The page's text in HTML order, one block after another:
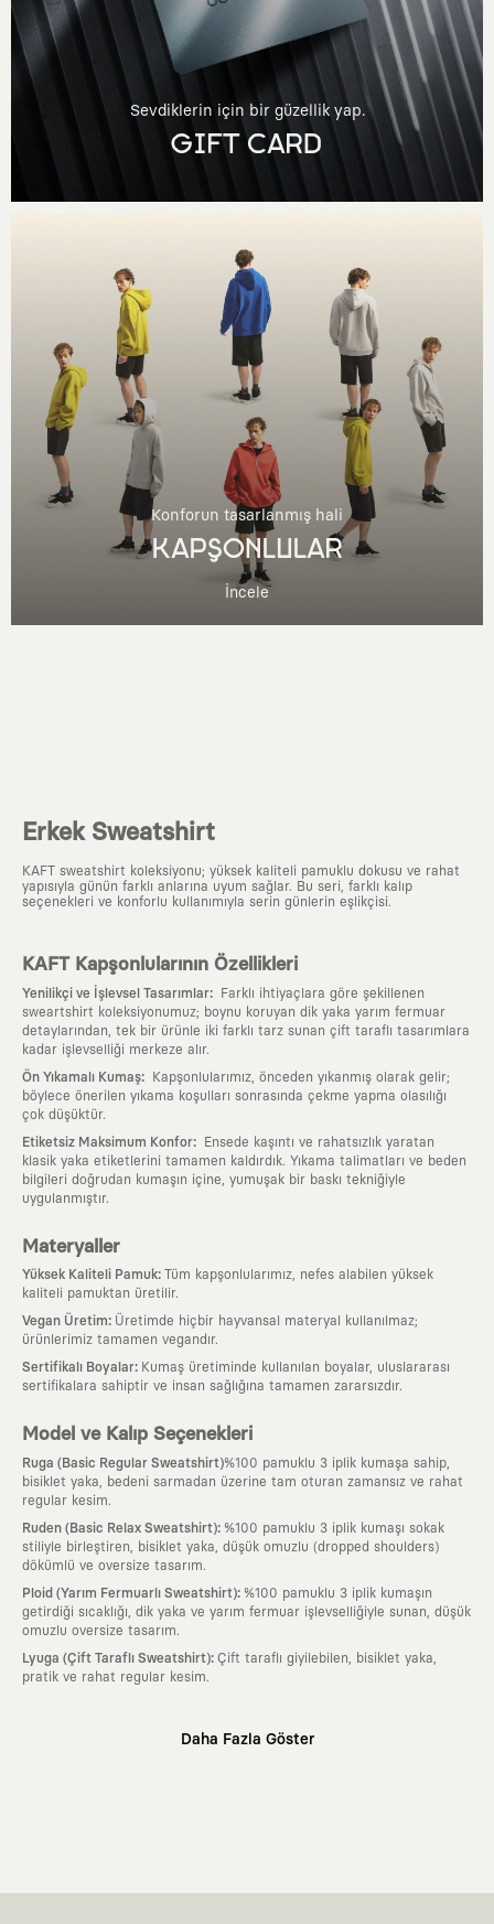
Sevdiklerin için bir güzellik yap.
GIFT CARD
Konforun tasarlanmış hali
KAPŞONLULAR
İncele
Erkek Sweatshirt
KAFT sweatshirt koleksiyonu; yüksek kaliteli pamuklu dokusu ve rahat
yapısıyla günün farklı anlarına uyum sağlar. Bu seri, farklı kalıp
seçenekleri ve konforlu kullanımıyla serin günlerin eşlikçisi.
KAFT Kapşonlularının Özellikleri
Yenilikçi ve İşlevsel Tasarımlar:
Farklı ihtiyaçlara göre şekillenen
sweartshirt koleksiyonumuz; boynu koruyan dik yaka yarım fermuar
detaylarından, tek bir ürünle iki farklı tarz sunan çift taraflı tasarımlara
kadar işlevselliği merkeze alır.
Ön Yıkamalı Kumaş:
Kapşonlularımız, önceden yıkanmış olarak gelir;
böylece önerilen yıkama koşulları sonrasında çekme yapma olasılığı
çok düşüktür.
Etiketsiz Maksimum Konfor:
Ensede kaşıntı ve rahatsızlık yaratan
klasik yaka etiketlerini tamamen kaldırdık. Yıkama talimatları ve beden
bilgileri doğrudan kumaşın içine, yumuşak bir baskı tekniğiyle
uygulanmıştır.
Materyaller
Yüksek Kaliteli Pamuk: Tüm kapşonlularımız, nefes alabilen yüksek
kaliteli pamuktan üretilir.
Vegan Üretim: Üretimde hiçbir hayvansal materyal kullanılmaz;
ürünlerimiz tamamen vegandır.
Sertifikalı Boyalar: Kumaş üretiminde kullanılan boyalar, uluslararası
sertifikalara sahiptir ve insan sağlığına tamamen zararsızdır.
Model ve Kalıp Seçenekleri
Ruga (Basic Regular Sweatshirt)%100 pamuklu 3 iplik kumaşa sahip,
bisiklet yaka, bedeni sarmadan üzerine tam oturan zamansız ve rahat
regular kesim.
Ruden (Basic Relax Sweatshirt): %100 pamuklu 3 iplik kumaşı sokak
stiliyle birleştiren, bisiklet yaka, düşük omuzlu (dropped shoulders)
dökümlü ve oversize tasarım.
Ploid (Yarım Fermuarlı Sweatshirt): %100 pamuklu 3 iplik kumaşın
getirdiği sıcaklığı, dik yaka ve yarım fermuar işlevselliğiyle sunan, düşük
omuzlu oversize tasarım.
Lyuga (Çift Taraflı Sweatshirt): Çift taraflı giyilebilen, bisiklet yaka,
pratik ve rahat regular kesim.
dolabının en değerli parçası olarak kalacak, hikayesini ve estetik
Daha Fazla Göster